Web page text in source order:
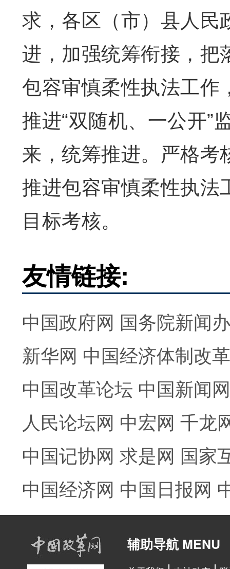
求，各区（市）县人民
进，加强统筹衔接，把
包容审慎柔性执法工作
推进“双随机、一公开”
来，统筹推进。严格考
推进包容审慎柔性执法
目标考核。
友情链接:
中国政府网 国务院新闻
新华网 中国经济体制改
中国改革论坛 中国新闻网
人民论坛网 中宏网 千龙
中国记协网 求是网 国家
中国经济网 中国日报网
辅助导航 MENU